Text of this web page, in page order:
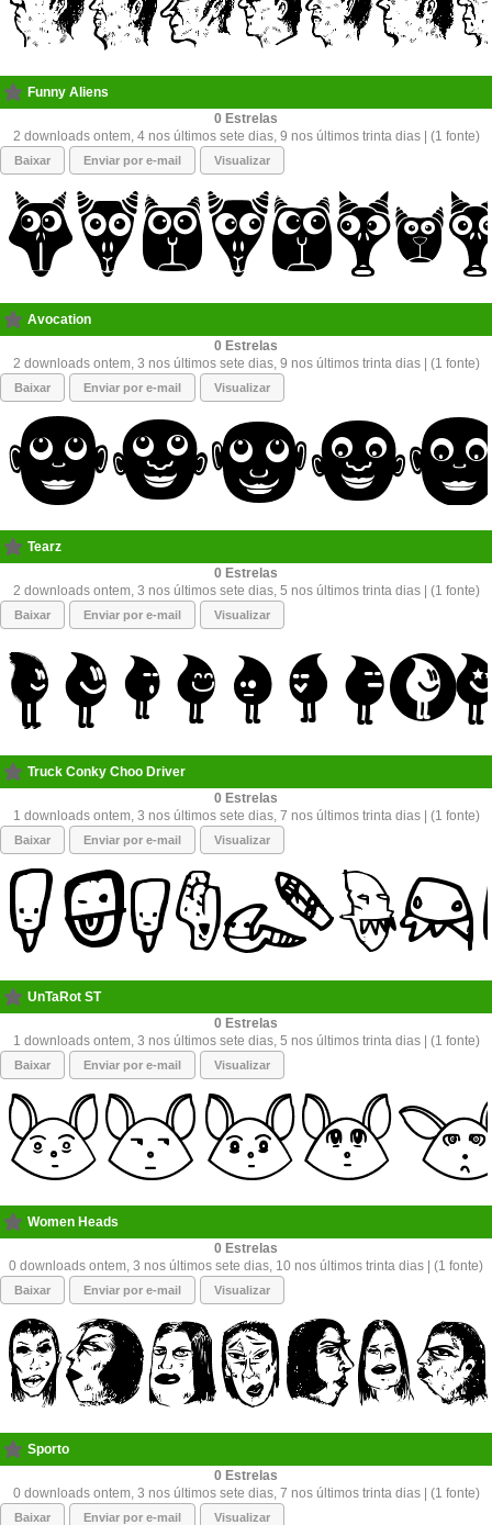
Funny Aliens
0
2 downloads ontem, 4 nos últimos sete dias, 9 nos últimos trinta dias | (1 fonte)
Baixar Enviar por e-mail Visualizar
Avocation
0
2 downloads ontem, 3 nos últimos sete dias, 9 nos últimos trinta dias | (1 fonte)
Baixar Enviar por e-mail Visualizar
Tearz
0
2 downloads ontem, 3 nos últimos sete dias, 5 nos últimos trinta dias | (1 fonte)
Baixar Enviar por e-mail Visualizar
Truck Conky Choo Driver
0
1 downloads ontem, 3 nos últimos sete dias, 7 nos últimos trinta dias | (1 fonte)
Baixar Enviar por e-mail Visualizar
UnTaRot ST
0
1 downloads ontem, 3 nos últimos sete dias, 5 nos últimos trinta dias | (1 fonte)
Baixar Enviar por e-mail Visualizar
Women Heads
0
0 downloads ontem, 3 nos últimos sete dias, 10 nos últimos trinta dias | (1 fonte)
Baixar Enviar por e-mail Visualizar
Sporto
0
0 downloads ontem, 3 nos últimos sete dias, 7 nos últimos trinta dias | (1 fonte)
Baixar Enviar por e-mail Visualizar